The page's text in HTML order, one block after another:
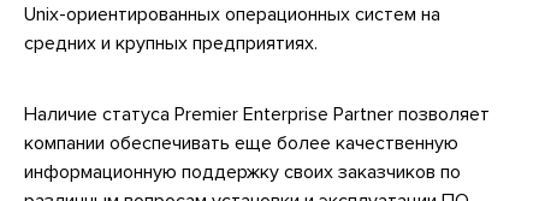
Unix-ориентированных операционных систем на
средних и крупных предприятиях.
Наличие статуса Premier Enterprise Partner позволяет
компании обеспечивать еще более качественную
информационную поддержку своих заказчиков по